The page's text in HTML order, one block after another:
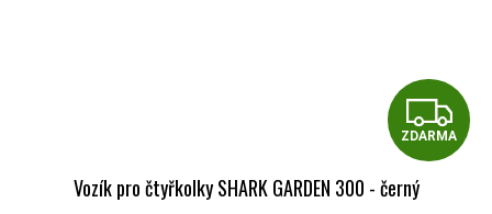
ZDARMA
Vozík pro čtyřkolky SHARK GARDEN 300 - černý